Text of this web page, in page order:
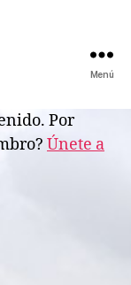
Menú
Por
Únete a